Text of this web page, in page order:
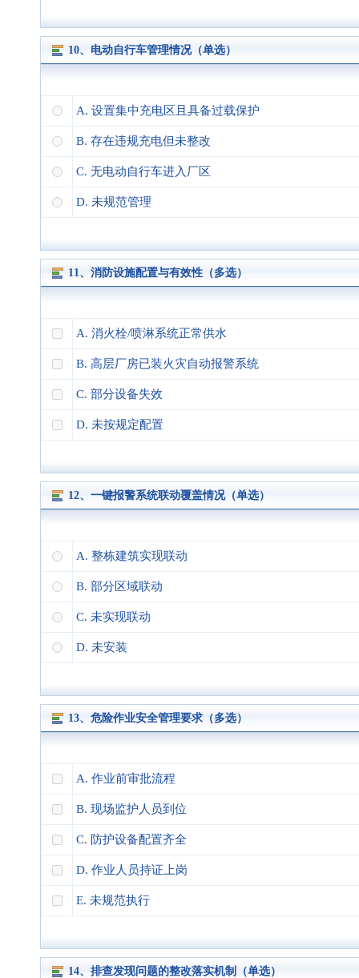
10、电动自行车管理情况（单选）
A. 设置集中充电区且具备过载保护
B. 存在违规充电但未整改
C. 无电动自行车进入厂区
D. 未规范管理
11、消防设施配置与有效性（多选）
A. 消火栓/喷淋系统正常供水
B. 高层厂房已装火灾自动报警系统
C. 部分设备失效
D. 未按规定配置
12、一键报警系统联动覆盖情况（单选）
A. 整栋建筑实现联动
B. 部分区域联动
C. 未实现联动
D. 未安装
13、危险作业安全管理要求（多选）
A. 作业前审批流程
B. 现场监护人员到位
C. 防护设备配置齐全
D. 作业人员持证上岗
E. 未规范执行
14、排查发现问题的整改落实机制（单选）